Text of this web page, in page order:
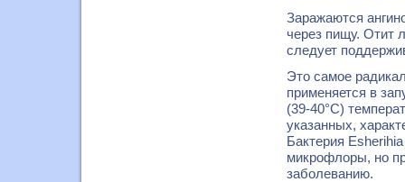
Заражаются
через пищу. Отит
следует
Это самое
применяется в
(39-40°С)
указанных,
Бактерия
микрофлоры, но
заболеванию.